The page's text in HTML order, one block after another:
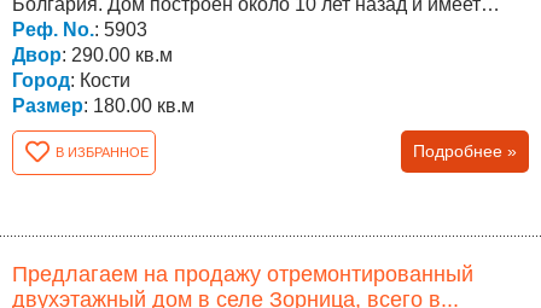
Болгария. Дом построен около 10 лет назад и имеет
железобетонные...
Реф. No.: 5903
Двор: 290.00 кв.м
Город: Кости
Размер: 180.00 кв.м
В ИЗБРАННОЕ Подробнее »
Предлагаем на продажу отремонтированный
двухэтажный дом в селе Зорница, всего в...